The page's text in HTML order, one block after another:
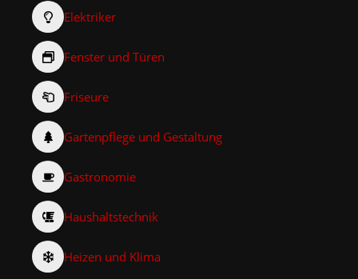
Elektriker
Fenster und Türen
Friseure
Gartenpflege und Gestaltung
Gastronomie
Haushaltstechnik
Heizen und Klima